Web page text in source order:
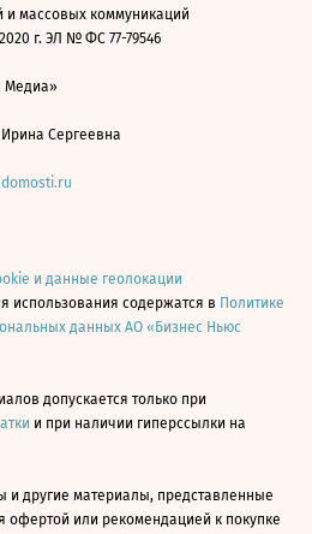
массовых коммуникаций
г. ЭЛ № ФС 77-79546
Медиа»
Сергеевна
и данные геолокации
использования содержатся в Политике
данных АО «Бизнес Ньюс
допускается только при
и при наличии гиперссылки на
и другие материалы, представленные
офертой или рекомендацией к покупке